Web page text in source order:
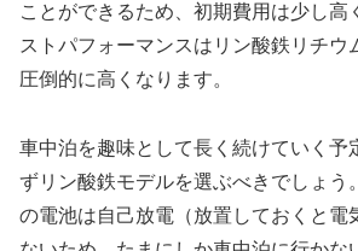
ことができるため、初期費用は少し高
ストパフォーマンスはリン酸鉄リチウ
圧倒的に高くなります。
車中泊を趣味として長く続けていく予
ずリン酸鉄モデルを選ぶべきでしょう
の電池は自己放電（放置しておくと電